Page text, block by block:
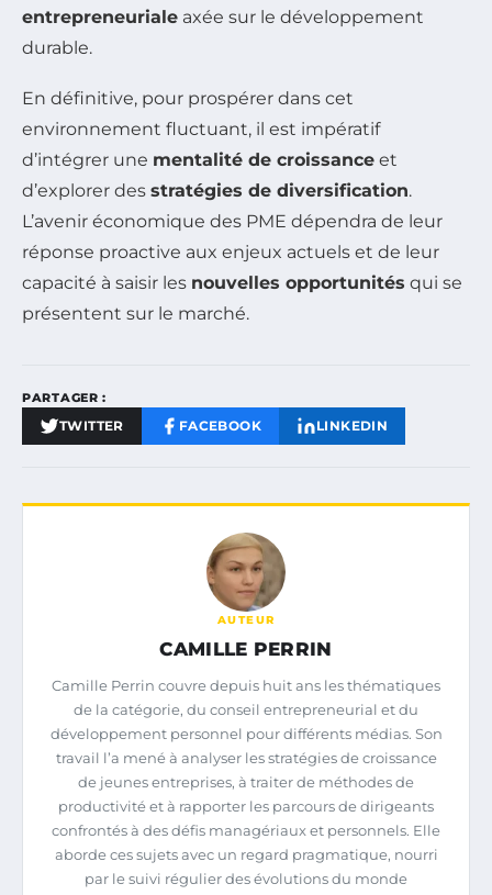
entrepreneuriale axée sur le développement
durable.
En définitive, pour prospérer dans cet
environnement fluctuant, il est impératif
d’intégrer une mentalité de croissance et
d’explorer des stratégies de diversification.
L’avenir économique des PME dépendra de leur
réponse proactive aux enjeux actuels et de leur
capacité à saisir les nouvelles opportunités qui se
présentent sur le marché.
PARTAGER :
TWITTER FACEBOOK LINKEDIN
AUTEUR
CAMILLE PERRIN
Camille Perrin couvre depuis huit ans les thématiques
de la catégorie, du conseil entrepreneurial et du
développement personnel pour différents médias. Son
travail l’a mené à analyser les stratégies de croissance
de jeunes entreprises, à traiter de méthodes de
productivité et à rapporter les parcours de dirigeants
confrontés à des défis managériaux et personnels. Elle
aborde ces sujets avec un regard pragmatique, nourri
par le suivi régulier des évolutions du monde